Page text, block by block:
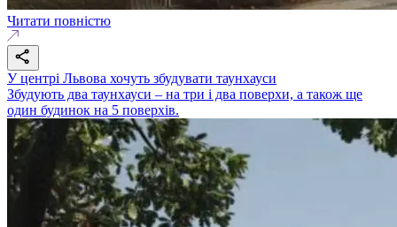
Читати повністю
У центрі Львова хочуть збудувати таунхауси
Збудують два таунхауси – на три і два поверхи, а також ще
один будинок на 5 поверхів.